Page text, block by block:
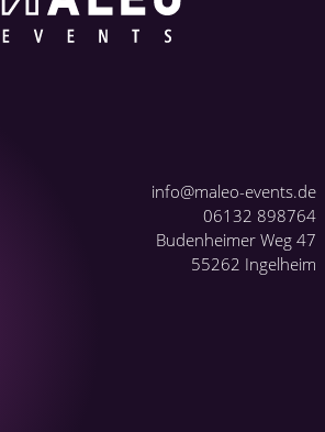
info@maleo-events.de
06132 898764
Budenheimer Weg 47
55262 Ingelheim